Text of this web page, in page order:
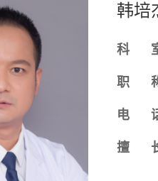
韩培
科
职
电
擅